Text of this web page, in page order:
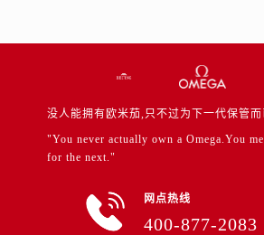
没人能拥有欧米茄,只不过为下一代保管而
"You never actually own a Omega.You
for the next."
网点热线
400-877-2083